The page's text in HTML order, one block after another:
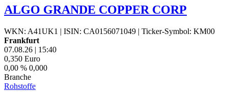
ALGO GRANDE COPPER CORP
WKN: A41UK1 | ISIN: CA0156071049 | Ticker-Symbol: KM00
Frankfurt
07.08.26 | 15:40
0,350 Euro
0,00 % 0,000
Branche
Rohstoffe